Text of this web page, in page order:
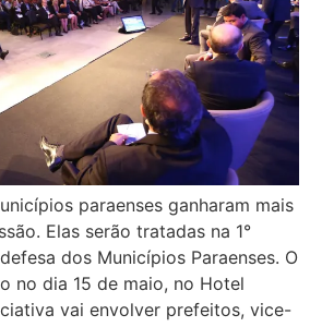
paraenses ganharam mais
Elas serão tratadas na 1°
dos Municípios Paraenses. O
no dia 15 de maio, no Hotel
vai envolver prefeitos, vice-